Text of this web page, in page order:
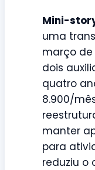
Mini-
uma
março de
dois
quatro
8.900/
manter
para
reduziu o